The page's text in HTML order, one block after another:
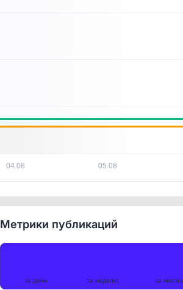
04.08 05.08
Метрики публикаций
за день за неделю за месяц